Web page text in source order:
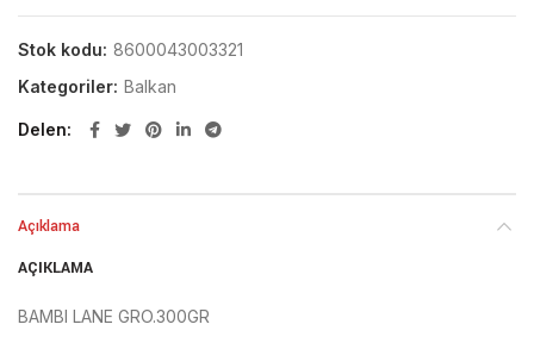
Stok kodu: 8600043003321
Kategoriler: Balkan
Delen
Açıklama
AÇIKLAMA
BAMBI LANE GRO.300GR